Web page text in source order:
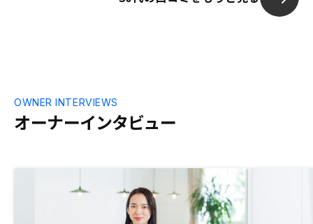
シュフロー条件を満たすのに必要な頭金の
額や管理プランを自分で調べられて、とて
も満足しています。また好条件の物件があ
も資産の一部なので、欲を言えば資産とし
て一元管理できると良いと思います。少な
くとも、使用している銀行の口座残高だけ
でも参照できるようにしてもらえると嬉し
オーナーインタビュー
OWNER INTERVIEWS